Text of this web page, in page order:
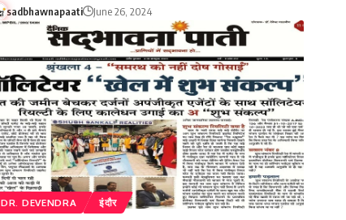
sadbhawnapaati June 26, 2024
DR. DEVENDRA इंदौर